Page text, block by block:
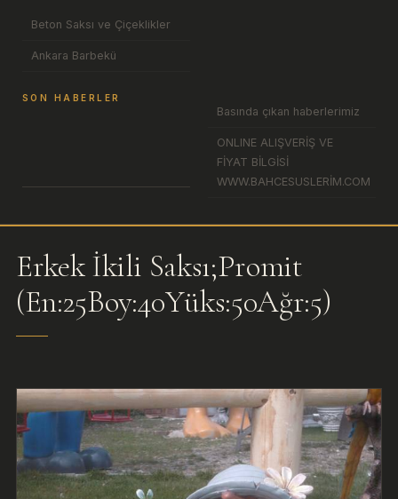
Beton Saksı ve Çiçeklikler
Ankara Barbekü
SON HABERLER
Basında çıkan haberlerimiz
ONLINE ALIŞVERİŞ VE
FİYAT BİLGİSİ
WWW.BAHCESUSLERİM.COM
Erkek İkili Saksı;Promit
(En:25Boy:40Yüks:50Ağr:5)